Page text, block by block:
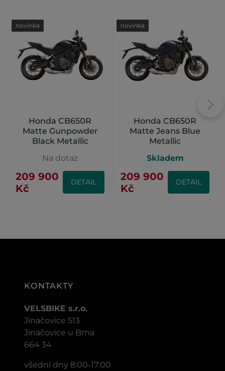
Honda CB650R
Matte Gunpowder
Black Metallic
novinka
Na dotaz
209 900
Kč
DETAIL
Honda CB650R
Matte Jeans Blue
Metallic
novinka
Skladem
209 900
Kč
DETAIL
KONTAKTY
VELSBIKE s.r.o.
Jinačovice 513
Jinačovice u Brna
664 34
všední dny 8:00-17:00